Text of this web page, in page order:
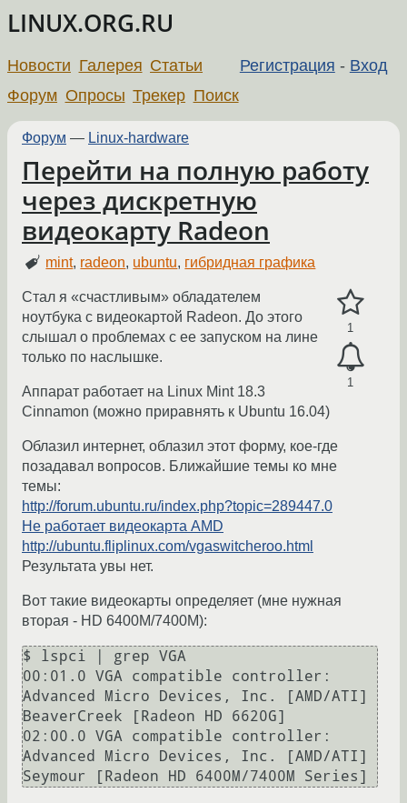
LINUX.ORG.RU
Регистрация - Вход
Новости Галерея Статьи
Форум Опросы Трекер Поиск
Форум — Linux-hardware
Перейти на полную работу
через дискретную
видеокарту Radeon
mint, radeon, ubuntu, гибридная графика
1
1
Стал я «счастливым» обладателем
ноутбука с видеокартой Radeon. До этого
слышал о проблемах с ее запуском на лине
только по наслышке.
Аппарат работает на Linux Mint 18.3
Cinnamon (можно приравнять к Ubuntu 16.04)
Облазил интернет, облазил этот форму, кое-где
позадавал вопросов. Ближайшие темы ко мне
темы:
http://forum.ubuntu.ru/index.php?topic=289447.0
Не работает видеокарта AMD
http://ubuntu.fliplinux.com/vgaswitcheroo.html
Результата увы нет.
Вот такие видеокарты определяет (мне нужная
вторая - HD 6400M/7400M):
$ lspci | grep VGA
00:01.0 VGA compatible controller:
Advanced Micro Devices, Inc. [AMD/ATI]
BeaverCreek [Radeon HD 6620G]
02:00.0 VGA compatible controller:
Advanced Micro Devices, Inc. [AMD/ATI]
Seymour [Radeon HD 6400M/7400M Series]